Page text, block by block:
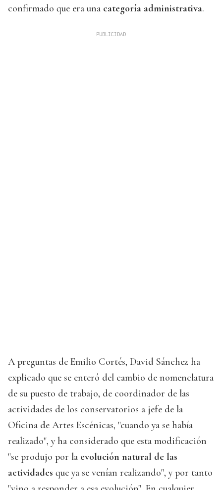
confirmado que era una categoría administrativa.
A preguntas de Emilio Cortés, David Sánchez ha
explicado que se enteró del cambio de nomenclatura
de su puesto de trabajo, de coordinador de las
actividades de los conservatorios a jefe de la
Oficina de Artes Escénicas, "cuando ya se había
realizado", y ha considerado que esta modificación
"se produjo por la evolución natural de las
actividades que ya se venían realizando", y por tanto